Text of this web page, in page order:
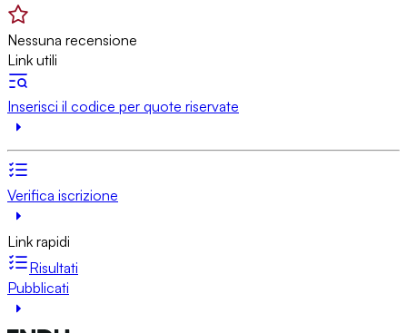
Nessuna recensione
Link utili
Inserisci il codice per quote riservate
Verifica iscrizione
Link rapidi
Risultati
Pubblicati